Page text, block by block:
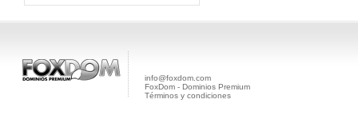
info@foxdom.com
FoxDom - Dominios Premium
Términos y condiciones